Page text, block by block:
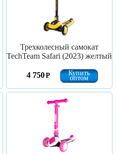
Трехколесный самокат
TechTeam Safari (2023) желтый
4 750Р Купить
оптом